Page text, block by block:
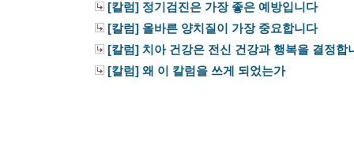
[칼럼] 정기검진은 가장 좋은 예방입니다
[칼럼] 올바른 양치질이 가장 중요합니다
[칼럼] 치아 건강은 전신 건강과 행복을 결정합
[칼럼] 왜 이 칼럼을 쓰게 되었는가